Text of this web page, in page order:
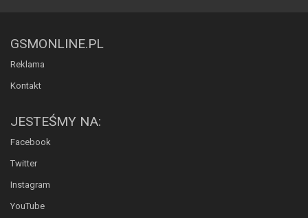
GSMONLINE.PL
Reklama
Kontakt
JESTEŚMY NA:
Facebook
Twitter
Instagram
YouTube